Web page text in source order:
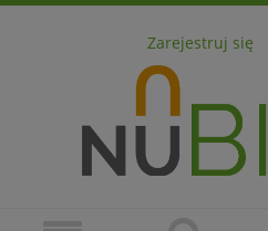
Zarejestruj się